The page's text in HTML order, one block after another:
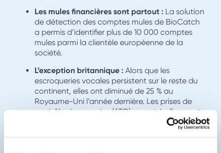
Les mules financières sont partout : La solution
de détection des comptes mules de BioCatch
a permis d’identifier plus de 10 000 comptes
mules parmi la clientèle européenne de la
société.
L’exception britannique : Alors que les
escroqueries vocales persistent sur le reste du
continent, elles ont diminué de 25 % au
Royaume-Uni l’année dernière. Les prises de
contrôle de comptes (ATO), quant à elles, sont
reparties à la hausse, leur part dans le total des